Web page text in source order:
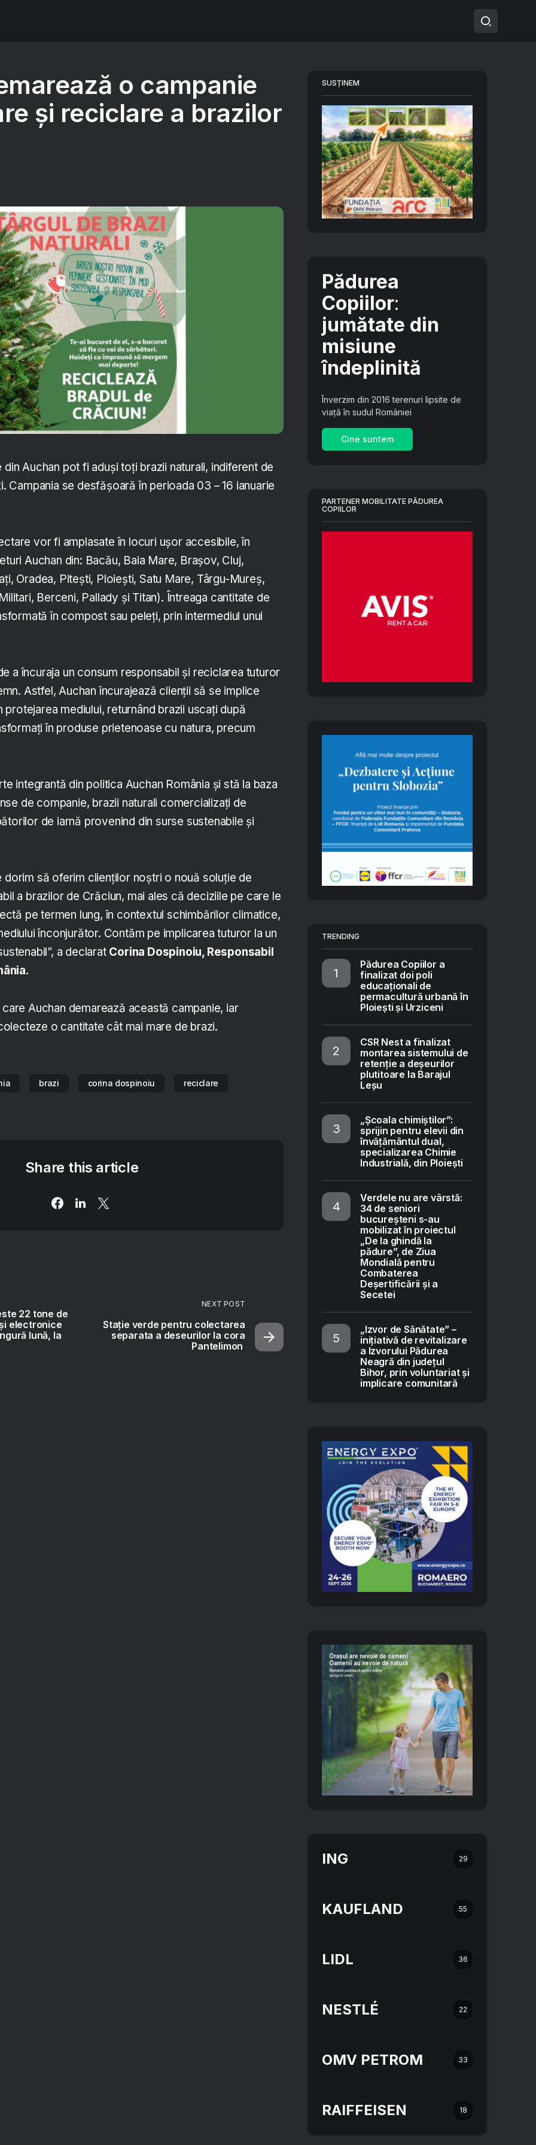
o campanie
și reciclare a brazilor
Auchan pot fi aduși toți brazii naturali, indiferent de
Campania se desfășoară în perioada 03 – 16 ianuarie
vor fi amplasate în locuri ușor accesibile, în
Auchan din: Bacău, Baia Mare, Brașov, Cluj,
Oradea, Pitești, Ploiești, Satu Mare, Târgu-Mureș,
Berceni, Pallady și Titan). Întreaga cantitate de
în compost sau peleți, prin intermediul unui
a încuraja un consum responsabil și reciclarea tuturor
Astfel, Auchan încurajează clienții să se implice
protejarea mediului, returnând brazii uscați după
în produse prietenoase cu natura, precum
integrantă din politica Auchan România și stă la baza
de companie, brazii naturali comercializați de
de iarnă provenind din surse sustenabile și
dorim să oferim clienților noștri o nouă soluție de
a brazilor de Crăciun, mai ales că deciziile pe care le
pe termen lung, în contextul schimbărilor climatice,
înconjurător. Contăm pe implicarea tuturor la un
a declarat Corina Dospinoiu, Responsabil
.
Auchan demarează această campanie, iar
o cantitate cât mai mare de brazi.
brazi corina dospinoiu reciclare
Share this article
22 tone de
electronice
lună, la
NEXT POST
Stație verde pentru colectarea
separata a deseurilor la cora
Pantelimon
SUSȚINEM
Pădurea
Copiilor:
jumătate din
misiune
îndeplinită
Înverzim din 2016 terenuri lipsite de
viață în sudul României
Cine suntem
PARTENER MOBILITATE PĂDUREA
COPIILOR
TRENDING
Pădurea Copiilor a
finalizat doi poli
educaționali de
permacultură urbană în
Ploiești și Urziceni
CSR Nest a finalizat
montarea sistemului de
retenție a deșeurilor
plutitoare la Barajul
Leșu
„Școala chimiștilor”:
sprijin pentru elevii din
învățământul dual,
specializarea Chimie
Industrială, din Ploiești
Verdele nu are vârstă:
34 de seniori
bucureșteni s-au
mobilizat în proiectul
„De la ghindă la
pădure”, de Ziua
Mondială pentru
Combaterea
Deșertificării și a
Secetei
„Izvor de Sănătate” –
inițiativă de revitalizare
a Izvorului Pădurea
Neagră din județul
Bihor, prin voluntariat și
implicare comunitară
ING 29
KAUFLAND 55
LIDL 36
NESTLÉ 22
OMV PETROM 33
RAIFFEISEN 18